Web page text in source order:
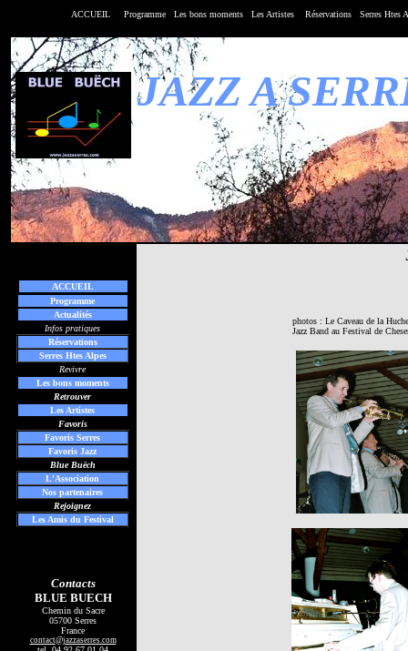
ACCUEIL Programme Les bons moments Les Artistes Réservations Serres Htes
JAZZ A
ACCUEIL
Programme
Actualités
Infos pratiques
Réservations
Serres Htes Alpes
Revivre
Les bons moments
Retrouver
Les Artistes
Favoris
Favoris Serres
Favoris Jazz
Blue Buëch
L'Association
Nos partenaires
Rejoignez
Les Amis du Festival
Contacts
BLUE BUECH
Chemin du Sacre
05700 Serres
France
contact@jazzaserres.com
photos : Le Caveau de la
Jazz Band au Festival de